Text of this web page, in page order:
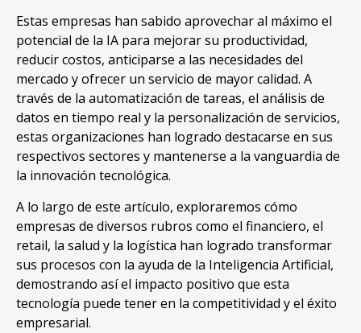
Estas empresas han sabido aprovechar al máximo el
potencial de la IA para mejorar su productividad,
reducir costos, anticiparse a las necesidades del
mercado y ofrecer un servicio de mayor calidad. A
través de la automatización de tareas, el análisis de
datos en tiempo real y la personalización de servicios,
estas organizaciones han logrado destacarse en sus
respectivos sectores y mantenerse a la vanguardia de
la innovación tecnológica.
A lo largo de este artículo, exploraremos cómo
empresas de diversos rubros como el financiero, el
retail, la salud y la logística han logrado transformar
sus procesos con la ayuda de la Inteligencia Artificial,
demostrando así el impacto positivo que esta
tecnología puede tener en la competitividad y el éxito
empresarial.